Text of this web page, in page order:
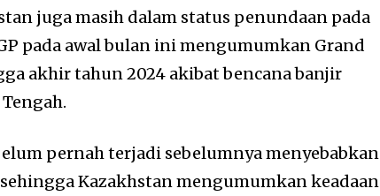
juga masih dalam status penundaan pada
pada awal bulan ini mengumumkan Grand
akhir tahun 2024 akibat bencana banjir
pernah terjadi sebelumnya menyebabkan
Kazakhstan mengumumkan keadaan